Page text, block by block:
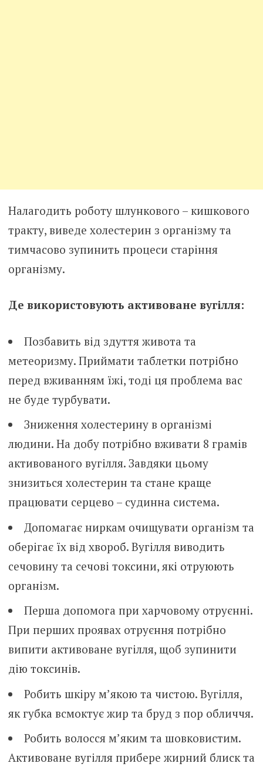
Налагодить роботу шлункового – кишкового
тракту, виведе холестерин з організму та
тимчасово зупинить процеси старіння
організму.
Де використовують активоване вугілля:
Позбавить від здуття живота та
метеоризму. Приймати таблетки потрібно
перед вживанням їжі, тоді ця проблема вас
не буде турбувати.
Зниження холестерину в організмі
людини. На добу потрібно вживати 8 грамів
активованого вугілля. Завдяки цьому
знизиться холестерин та стане краще
працювати серцево – судинна система.
Допомагає ниркам очищувати організм та
оберігає їх від хвороб. Вугілля виводить
сечовину та сечові токсини, які отруюють
організм.
Перша допомога при харчовому отруєнні.
При перших проявах отруєння потрібно
випити активоване вугілля, щоб зупинити
дію токсинів.
Робить шкіру м’якою та чистою. Вугілля,
як губка всмоктує жир та бруд з пор обличчя.
Робить волосся м’яким та шовковистим.
Активоване вугілля прибере жирний блиск та